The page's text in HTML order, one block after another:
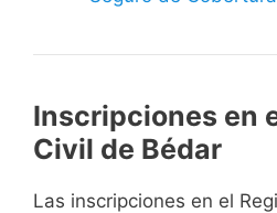
Inscripciones en
Civil de Bédar
Las inscripciones en el